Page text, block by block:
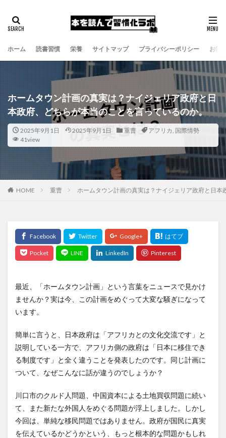
ホーム 読書習慣 栄養 サイトマップ プライバシーポリシー お問
ホームタウン計画の真実は？ナイジェリア政府と日
本政府、どちらが本当のことを言っているのか。
2025年9月1日 2025年9月1日 重曹 アフリカ, 国際情勢
41view
HOME 重曹 ホームタウン計画の真実は？ナイジェリア政府と日
最近、「ホームタウン計画」という言葉をニュースで見かけ
ませんか？実は今、この計画をめぐって大変な騒ぎになって
います。
簡単に言うと、日本政府は「アフリカとの文化交流です」と
説明している一方で、アフリカ側の政府は「日本に移住でき
る制度です」と全く違うことを発表したのです。同じ計画に
ついて、なぜこんなに話が違うのでしょうか？
川口市のクルド人問題、中国資本による土地買収問題に続い
て、また新たな外国人をめぐる問題が浮上しました。しかし
今回は、単純な移民問題ではありません。政府が国民に真実
を伝えているかどうかという、もっと根本的な問題かもしれ